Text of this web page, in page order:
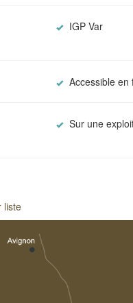
IGP Var
Accessible
Sur une
liste